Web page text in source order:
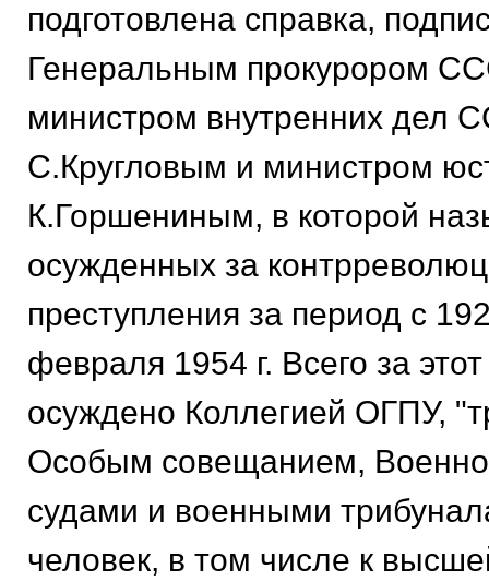
подготовлена справка,
Генеральным прокурором
министром внутренних дел
С.Кругловым и министром
К.Горшениным, в которой
осужденных за
преступления за период с
февраля 1954 г. Всего за
осуждено Коллегией ОГПУ,
Особым совещанием,
судами и военными
человек, в том числе к